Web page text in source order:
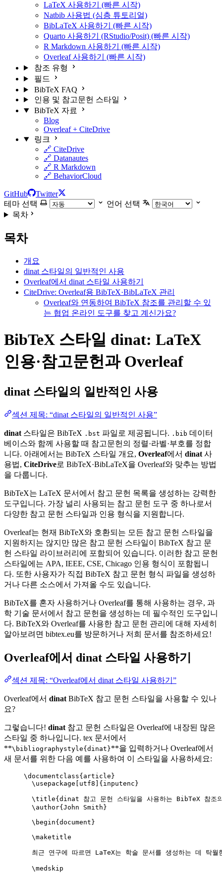
LaTeX 사용하기 (빠른 시작)
Natbib 사용법 (심층 튜토리얼)
BibLaTeX 사용하기 (빠른 시작)
Quarto 사용하기 (RStudio/Posit) (빠른 시작)
R Markdown 사용하기 (빠른 시작)
Overleaf 사용하기 (빠른 시작)
참조 유형
필드
BibTeX FAQ
인용 및 참고문헌 스타일
BibTeX 자료
Blog
Overleaf + CiteDrive
링크
🔗 CiteDrive
🔗 Datanautes
🔗 R Markdown
🔗 BehaviorCloud
GitHub
Twitter
테마 선택
언어 선택
목차
목차
개요
dinat 스타일의 일반적인 사용
Overleaf에서 dinat 스타일 사용하기
CiteDrive: Overleaf용 BibTeX·BibLaTeX 관리
Overleaf와 연동하여 BibTeX 참조를 관리할 수 있
는 협업 온라인 도구를 찾고 계신가요?
BibTeX 스타일 dinat: LaTeX
인용·참고문헌과 Overleaf
dinat 스타일의 일반적인 사용
섹션 제목: “dinat 스타일의 일반적인 사용”
dinat 스타일은 BibTeX .bst 파일로 제공됩니다. .bib 데이터
베이스와 함께 사용할 때 참고문헌의 정렬·라벨·부호를 정합
니다. 아래에서는 BibTeX 스타일 개요, Overleaf에서 dinat 사
용법, CiteDrive로 BibTeX·BibLaTeX을 Overleaf와 맞추는 방법
을 다룹니다.
BibTeX는 LaTeX 문서에서 참고 문헌 목록을 생성하는 강력한
도구입니다. 가장 널리 사용되는 참고 문헌 도구 중 하나로서
다양한 참고 문헌 스타일과 인용 형식을 지원합니다.
Overleaf는 현재 BibTeX와 호환되는 모든 참고 문헌 스타일을
지원하지는 않지만 많은 참고 문헌 스타일이 BibTeX 참고 문
헌 스타일 라이브러리에 포함되어 있습니다. 이러한 참고 문헌
스타일에는 APA, IEEE, CSE, Chicago 인용 형식이 포함됩니
다. 또한 사용자가 직접 BibTeX 참고 문헌 형식 파일을 생성하
거나 다른 소스에서 가져올 수도 있습니다.
BibTeX를 혼자 사용하거나 Overleaf를 통해 사용하는 경우, 과
학 기술 문서에서 참고 문헌을 생성하는 데 필수적인 도구입니
다. BibTeX와 Overleaf를 사용한 참고 문헌 관리에 대해 자세히
알아보려면 bibtex.eu를 방문하거나 저희 문서를 참조하세요!
Overleaf에서 dinat 스타일 사용하기
섹션 제목: “Overleaf에서 dinat 스타일 사용하기”
Overleaf에서 dinatBibTeX 참고 문헌 스타일을 사용할 수 있나
요?
그렇습니다! dinat참고 문헌 스타일은 Overleaf에 내장된 많은
스타일 중 하나입니다. tex 문서에서
**\bibliographystyle{dinat}**을 입력하거나 Overleaf에서
새 문서를 위한 다음 예를 사용하여 이 스타일을 사용하세요:
\documentclass{ article }
\usepackage
utf8 ]{ inputenc }
\title{dinat 참고 문헌 스타일을 사용하는 BibTeX 참조
\author{John Smith}
\begin{ document }
\maketitle
최근 연구에 따르면 LaTeX는 학술 문서를 생성하는 데 탁
\medskip